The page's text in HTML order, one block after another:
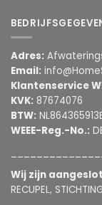
Adres:
Email:
Klantenservice
KVK: 87674076
BTW:
WEEE-Reg.-No.:
Wij zijn
RECUPEL,